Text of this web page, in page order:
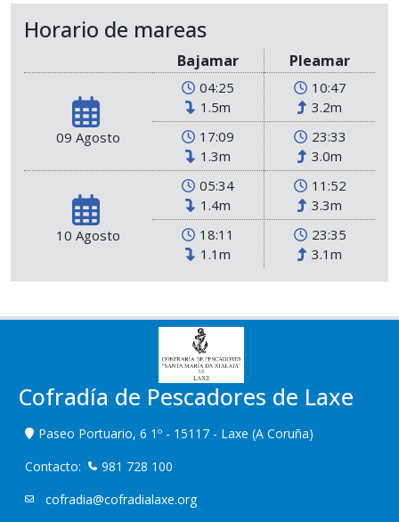
Horario de mareas
Bajamar Pleamar
09 Agosto
04:25
1.5m
10:47
3.2m
17:09
1.3m
23:33
3.0m
10 Agosto
05:34
1.4m
11:52
3.3m
18:11
1.1m
23:35
3.1m
Cofradía de Pescadores de Laxe
Paseo Portuario, 6 1º - 15117 - Laxe (A Coruña)
Contacto:
981 728 100
cofradia@cofradialaxe.org